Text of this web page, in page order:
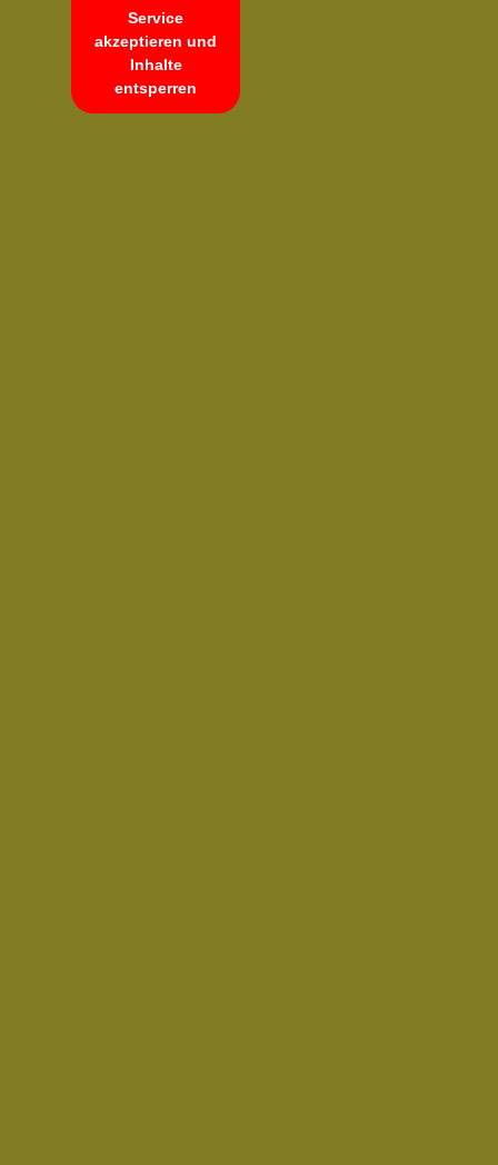
Service
akzeptieren und
Inhalte
entsperren